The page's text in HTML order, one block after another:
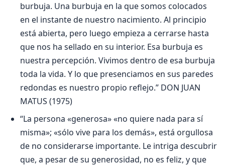
burbuja. Una burbuja en la que somos colocados
en el instante de nuestro nacimiento. Al principio
está abierta, pero luego empieza a cerrarse hasta
que nos ha sellado en su interior. Esa burbuja es
nuestra percepción. Vivimos dentro de esa burbuja
toda la vida. Y lo que presenciamos en sus paredes
redondas es nuestro propio reflejo.” DON JUAN
MATUS (1975)
“La persona «generosa» «no quiere nada para sí
misma»; «sólo vive para los demás», está orgullosa
de no considerarse importante. Le intriga descubrir
que, a pesar de su generosidad, no es feliz, y que